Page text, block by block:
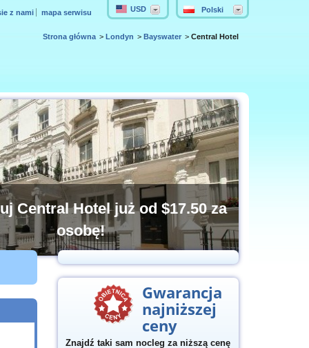
Polski
USD
z nami mapa serwisu
Strona główna Londyn Bayswater Central Hotel
Central Hotel już od$17.50za
osobę!
Gwarancja
najniższej
ceny
Znajdź taki sam nocleg za niższą cenę